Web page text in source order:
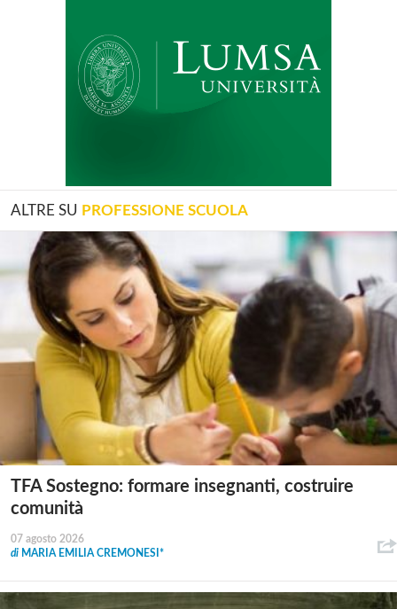
ALTRE SU PROFESSIONE SCUOLA
TFA Sostegno: formare insegnanti, costruire
comunità
07 agosto 2026
di MARIA EMILIA CREMONESI*